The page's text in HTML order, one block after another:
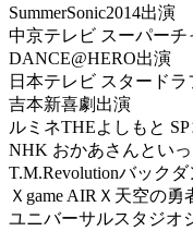
SummerSonic2014出演
中京テレビ スーパーチ
DANCE@HERO出演
日本テレビ スタード
吉本新喜劇出演
ルミネTHEよしもと
NHK おかあさんとい
T.M.Revolutionバック
Ｘgame AIRＸ天空の
ユニバーサルスタジオ